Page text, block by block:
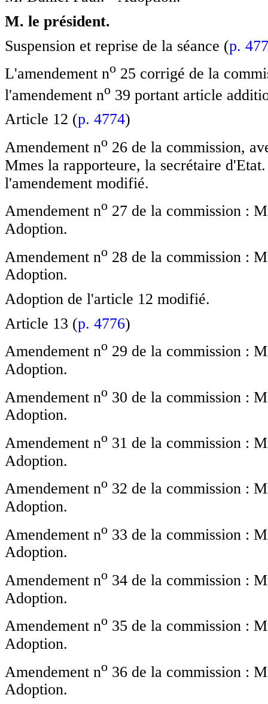
M. le président.
Suspension et reprise de la séance (p.
L'amendement no 25 corrigé de la
l'amendement no 39 portant article
Article 12 (p. 4774)
Amendement no 26 de la commission,
Mmes la rapporteure, la secrétaire
l'amendement modifié.
Amendement no 27 de la commission :
Adoption.
Amendement no 28 de la commission :
Adoption.
Adoption de l'article 12 modifié.
Article 13 (p. 4776)
Amendement no 29 de la commission :
Adoption.
Amendement no 30 de la commission :
Adoption.
Amendement no 31 de la commission :
Adoption.
Amendement no 32 de la commission :
Adoption.
Amendement no 33 de la commission :
Adoption.
Amendement no 34 de la commission :
Adoption.
Amendement no 35 de la commission :
Adoption.
Amendement no 36 de la commission :
Adoption.